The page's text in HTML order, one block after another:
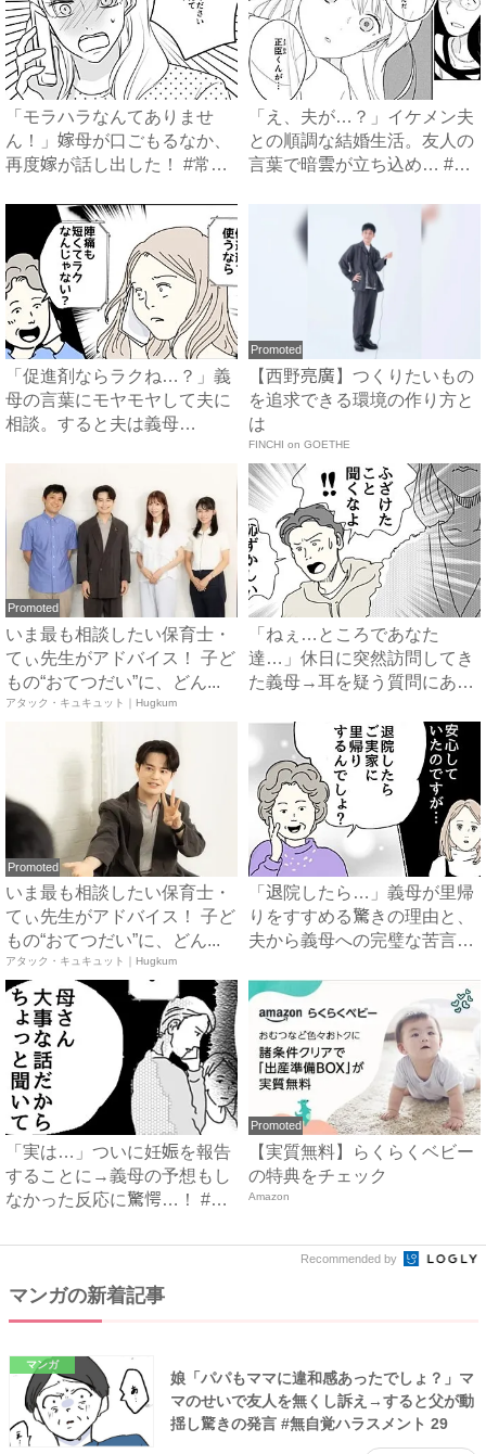
「モラハラなんてありませ
ん！」嫁母が口ごもるなか、
再度嫁が話し出した！ #常識
「え、夫が…？」イケメン夫
との順調な結婚生活。友人の
言葉で暗雲が立ち込め… #
「促進剤ならラクね…？」義
母の言葉にモヤモヤして夫に
相談。すると夫は義母
Promoted
【西野亮廣】つくりたいもの
を追求できる環境の作り方と
は
FINCHI on GOETHE
Promoted
いま最も相談したい保育士・
てぃ先生がアドバイス！ 子ど
もの“おてつだい”に、どん...
アタック・キュキュット｜Hugkum
「ねぇ…ところであなた
達…」休日に突然訪問してき
た義母→耳を疑う質問にあ
Promoted
いま最も相談したい保育士・
てぃ先生がアドバイス！ 子ど
もの“おてつだい”に、どん...
アタック・キュキュット｜Hugkum
「退院したら…」義母が里帰
りをすすめる驚きの理由と、
夫から義母への完璧な苦言
「実は…」ついに妊娠を報告
することに→義母の予想もし
なかった反応に驚愕…！ #
Promoted
【実質無料】らくらくベビー
の特典をチェック
Amazon
Recommended by
マンガの新着記事
マンガ
娘「パパもママに違和感あったでしょ？」マ
マのせいで友人を無くし訴え→すると父が動
揺し驚きの発言 #無自覚ハラスメント 29